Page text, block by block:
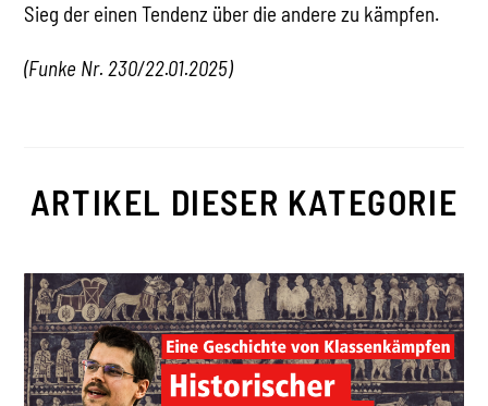
Sieg der einen Tendenz über die andere zu kämpfen.
(Funke Nr. 230/22.01.2025)
ARTIKEL DIESER KATEGORIE